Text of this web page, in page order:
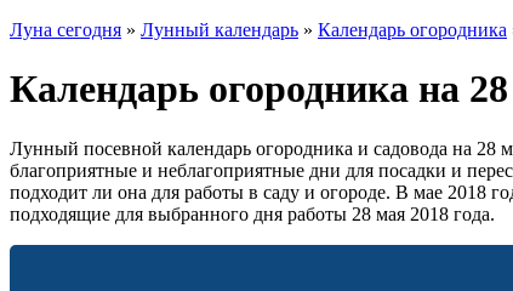
Луна сегодня » Лунный календарь » Календарь огородника
Календарь огородника на
Лунный посевной календарь огородника и садовода на
благоприятные и неблагоприятные дни для посадки и
подходит ли она для работы в саду и огороде. В мае 2018
подходящие для выбранного дня работы 28 мая 2018 года.